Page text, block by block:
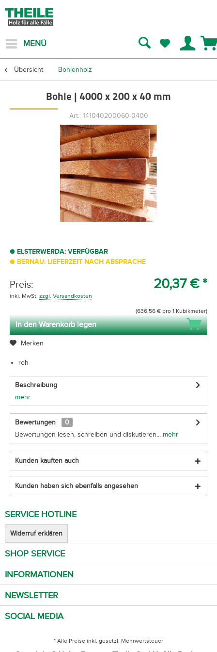
MENÜ
Übersicht Bohlenholz
Bohle | 4000 x 200 x 40 mm
Art.: 141040200060-0400
ELSTERWERDA: VERFÜGBAR
BERNAU: LIEFERZEIT NACH ABSPRACHE
Preis: 20,37 € *
inkl. MwSt. zzgl. Versandkosten
(636,56 € pro 1 Kubikmeter)
In den Warenkorb legen
Merken
roh
Beschreibung
mehr
Bewertungen
0
Bewertungen lesen, schreiben und diskutieren... mehr
Kunden kauften auch
Kunden haben sich ebenfalls angesehen
SERVICE HOTLINE
Widerruf erklären
SHOP SERVICE
INFORMATIONEN
NEWSLETTER
SOCIAL MEDIA
* Alle Preise inkl. gesetzl. Mehrwertsteuer